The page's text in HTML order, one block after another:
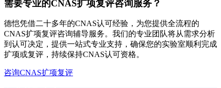
需要专业的CNAS扩项复评咨询服务？
德恺凭借二十多年的CNAS认可经验，为您提供全流程的
CNAS扩项复评咨询辅导服务。我们的专业团队将从需求分析
到认可决定，提供一站式专业支持，确保您的实验室顺利完成
扩项或复评，持续保持CNAS认可资格。
咨询CNAS扩项复评